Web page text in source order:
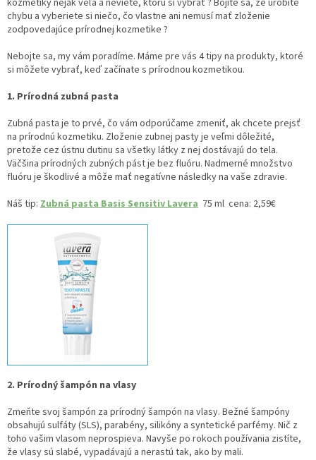
chybu a vyberiete si niečo, čo vlastne ani nemusí mať zloženie
zodpovedajúce prírodnej kozmetike ?
Nebojte sa, my vám poradíme. Máme pre vás 4 tipy na produkty, ktoré
si môžete vybrať, keď začínate s prírodnou kozmetikou.
1. Prírodná zubná pasta
Zubná pasta je to prvé, čo vám odporúčame zmeniť, ak chcete prejsť
na prírodnú kozmetiku. Zloženie zubnej pasty je veľmi dôležité,
pretože cez ústnu dutinu sa všetky látky z nej dostávajú do tela.
Väčšina prírodných zubných pást je bez fluóru. Nadmerné množstvo
fluóru je škodlivé a môže mať negatívne následky na vaše zdravie.
Náš tip: Zubná pasta Basis Sensitiv Lavera 75 ml cena: 2,59€
2. Prírodný šampón na vlasy
Zmeňte svoj šampón za prírodný šampón na vlasy. Bežné šampóny
obsahujú sulfáty (SLS), parabény, silikóny a syntetické parfémy. Nič z
toho vašim vlasom neprospieva. Navyše po rokoch používania zistíte,
že vlasy sú slabé, vypadávajú a nerastú tak, ako by mali.